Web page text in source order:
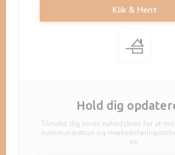
Klik & Hent
Hold dig
Tilmeld dig vores nyhedsbrev for at
kommunikation og
os.